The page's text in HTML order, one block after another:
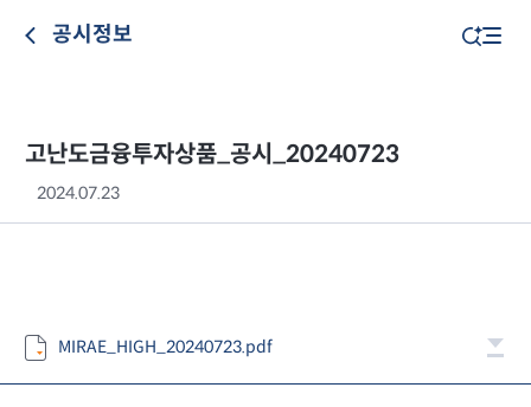
공시정보
고난도금융투자상품_공시_20240723
2024.07.23
MIRAE_HIGH_20240723.pdf